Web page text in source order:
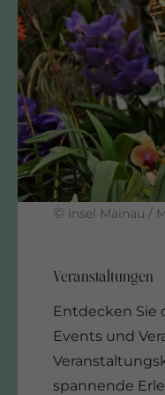
© Insel Mainau /
Entdecken Sie
Events und
spannende